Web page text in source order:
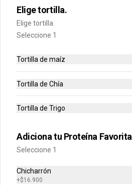
Postre Ver más
compartir
helado
Elige tortilla.
Elige tortilla.
Seleccione 1
Tortilla de maíz
Tortilla de Chía
Tortilla de Trigo
Adiciona tu Proteína Favorita
Seleccione 1
Chicharrón
+$16.900